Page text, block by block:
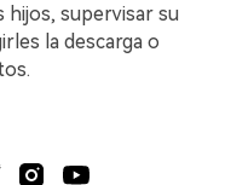
supervisar su
la descarga o